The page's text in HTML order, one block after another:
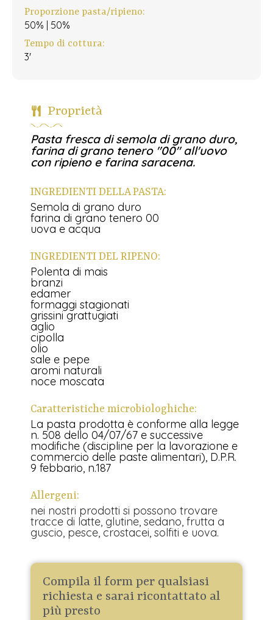
Proporzione pasta/ripieno:
50% | 50%
Tempo di cottura:
3'
Proprietà
Pasta fresca di semola di grano duro,
farina di grano tenero "00" all'uovo
con ripieno e farina saracena.
INGREDIENTI DELLA PASTA:
Semola di grano duro
farina di grano tenero 00
uova e acqua
INGREDIENTI DEL RIPENO:
Polenta di mais
branzi
edamer
formaggi stagionati
grissini grattugiati
aglio
cipolla
olio
sale e pepe
aromi naturali
noce moscata
Caratteristiche microbiologhiche:
La pasta prodotta è conforme alla legge
n. 508 dello 04/07/67 e successive
modifiche (discipline per la lavorazione e
commercio delle paste alimentari), D.P.R.
9 febbario, n.187
Allergeni:
nei nostri prodotti si possono trovare
tracce di latte, glutine, sedano, frutta a
guscio, pesce, crostacei, solfiti e uova.
Compila il form per qualsiasi
richiesta e sarai ricontattato al
più presto